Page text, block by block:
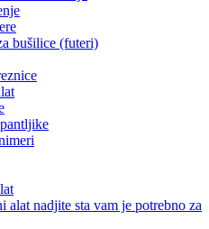
bušilice (futeri)